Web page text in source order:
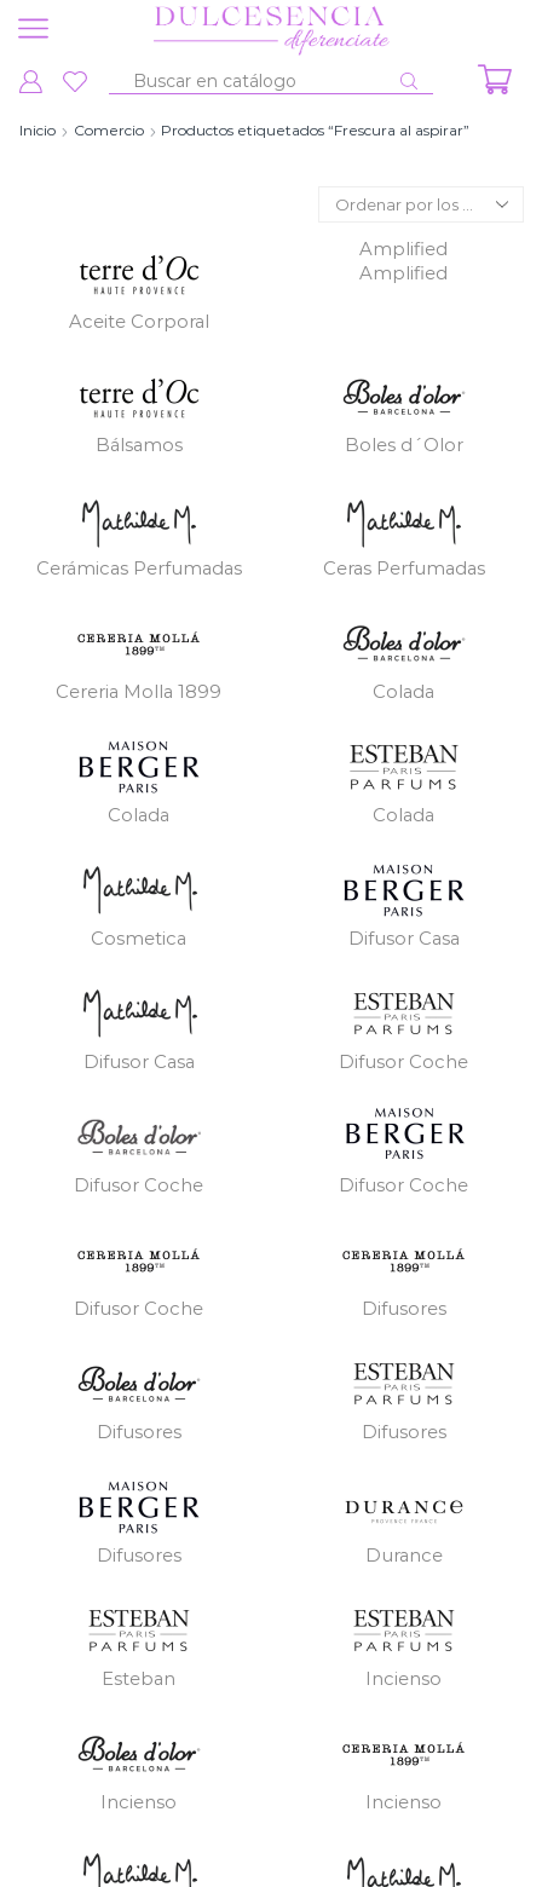
Entrada
búsqueda
Inicio Comercio Productos etiquetados “Frescura al aspirar”
Aceite Corporal
Amplified
Amplified
Bálsamos Boles d´Olor
Cerámicas Perfumadas Ceras Perfumadas
Cereria Molla 1899 Colada
Colada Colada
Cosmetica Difusor Casa
Difusor Casa Difusor Coche
Difusor Coche Difusor Coche
Difusor Coche Difusores
Difusores Difusores
Difusores Durance
Esteban Incienso
Incienso Incienso